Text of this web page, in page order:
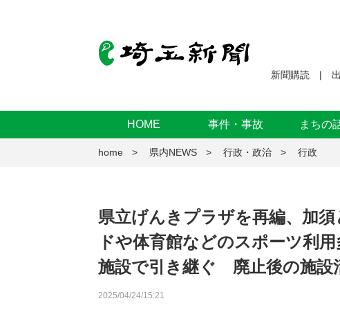
新聞購読
HOME 事件・事故 まちの
home 県内NEWS 行政・政治 行政
県立げんきプラザを再編、加
ドや体育館などのスポーツ利
施設で引き継ぐ 廃止後の施設
2025/04/24/15:21